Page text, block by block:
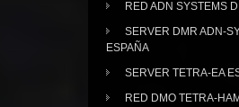
RED ADN SYSTEMS
SERVER DMR ADN-
ESPAÑA
SERVER TETRA-EA
RED DMO TETRA-